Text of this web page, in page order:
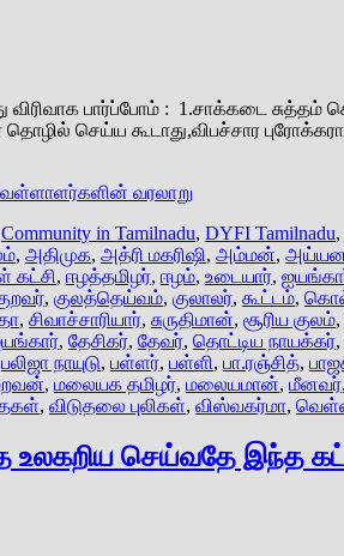
பார்ப்போம் : 1.சாக்கடை சுத்தம்
செய்ய கூடாது,விபச்சார
வரலாறு
Community in Tamilnadu, DYFI Tamilnadu,
, அதிமுக, அத்ரி மகரிஷி, அம்மன்,
கட்சி, ஈழத்தமிழர், ஈழம், உடையார்,
, குலத்தெய்வம், குலாலர், கூட்டம்,
, சிவாச்சாரியார், சுருதிமான், சூரிய குலம்,
, தேசிகர், தேவர், தொட்டிய நாயக்கர்,
பலிஜா நாயுடு, பள்ளர், பள்ளி, பா.ரஞ்சித்,
, மலையக தமிழர், மலையமான், மீனவர்,
, விடுதலை புலிகள், விஸ்வகர்மா,
செய்வதே இந்த